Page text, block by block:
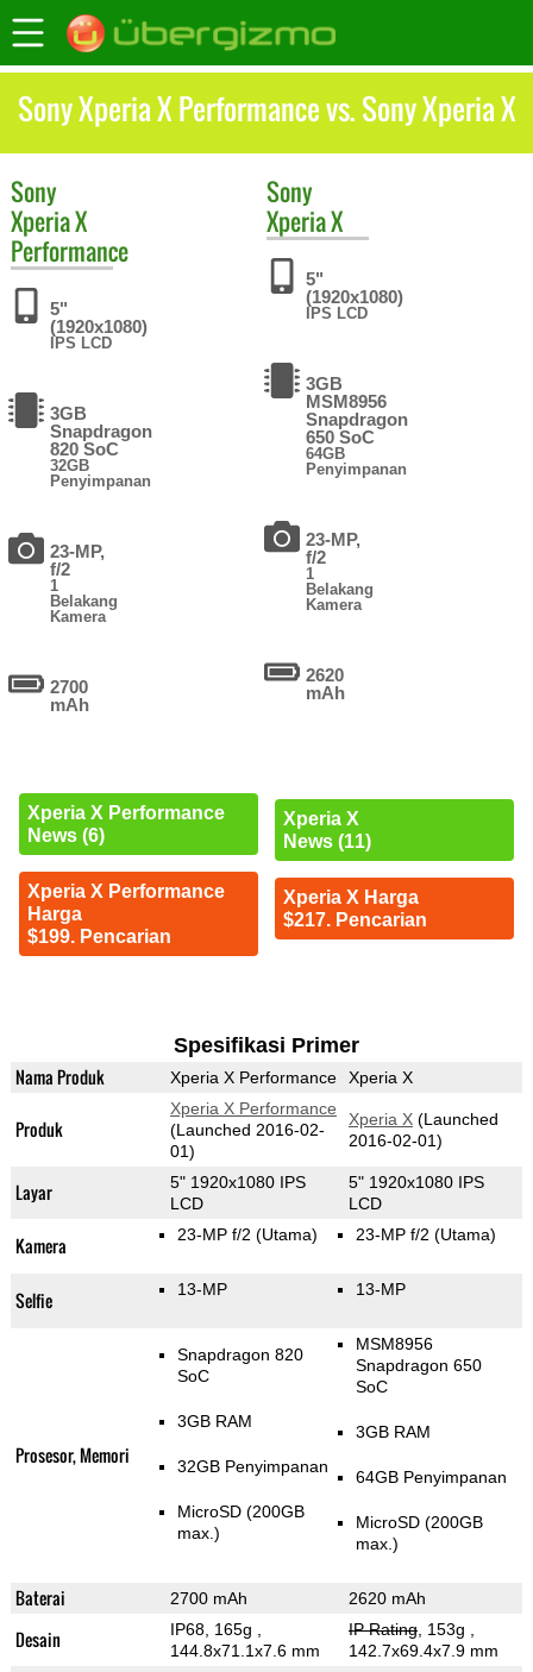
Sony Xperia X Performance vs. Sony Xperia X
Sony
Xperia X
Performance
5"
(1920x1080)
IPS LCD
3GB
Snapdragon
820 SoC
32GB
Penyimpanan
23-MP,
f/2
1
Belakang
Kamera
2700
mAh
Xperia X Performance
News (6)
Xperia X Performance
Harga
$199. Pencarian
Sony
Xperia X
5"
(1920x1080)
IPS LCD
3GB
MSM8956
Snapdragon
650 SoC
64GB
Penyimpanan
23-MP,
f/2
1
Belakang
Kamera
2620
mAh
Xperia X
News (11)
Xperia X Harga
$217. Pencarian
Spesifikasi Primer
Nama Produk Xperia X Performance Xperia X
Produk
Xperia X Performance
(Launched 2016-02-
01)
Xperia X(Launched
2016-02-01)
Layar
5" 1920x1080 IPS
LCD
5" 1920x1080 IPS
LCD
Kamera 23-MP f/2 (Utama) 23-MP f/2 (Utama)
Selfie 13-MP 13-MP
Prosesor, Memori
Snapdragon 820
SoC
3GB RAM
32GB Penyimpanan
MicroSD (200GB
max.)
MSM8956
Snapdragon 650
SoC
3GB RAM
64GB Penyimpanan
MicroSD (200GB
max.)
Baterai 2700 mAh 2620 mAh
Desain IP68, 165g
144.8x71.1x7.6 mm
IP Rating, 153g
142.7x69.4x7.9 mm